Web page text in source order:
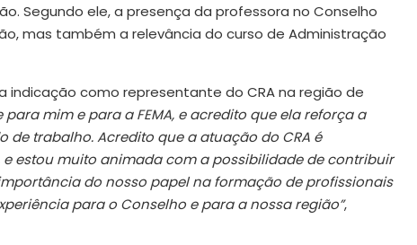
Segundo ele, a presença da professora no Conselho
mas também a relevância do curso de Administração
como representante do CRA na região de
mim e para a FEMA, e acredito que ela reforça a
trabalho. Acredito que a atuação do CRA é
estou muito animada com a possibilidade de contribuir
do nosso papel na formação de profissionais
para o Conselho e para a nossa região”,